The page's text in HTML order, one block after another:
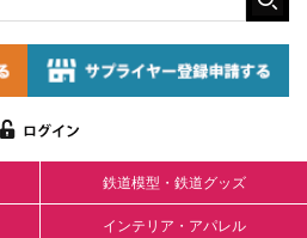
鉄道模型・鉄道グッズ
インテリア・アパレル